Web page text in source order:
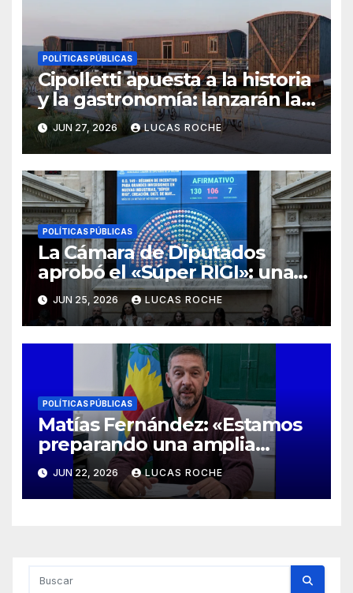
POLÍTICAS PÚBLICAS
Cipolletti apuesta a la historia
y la gastronomía: lanzarán la
licitación para transformar los
vagones del Paseo Ferroviario
JUN 27, 2026 LUCAS ROCHE
POLÍTICAS PÚBLICAS
La Cámara de Diputados
aprobó el «Súper RIGI»: una
apuesta ambiciosa para
atraer inversiones
tecnológicas
JUN 25, 2026 LUCAS ROCHE
POLÍTICAS PÚBLICAS
Matías Fernández: «Estamos
preparando una amplia
oferta de capacitaciones para
que los ciudadanos puedan
formarse en oficios»
JUN 22, 2026 LUCAS ROCHE